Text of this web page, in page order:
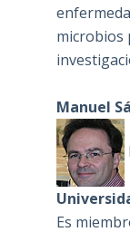
microbios
Manuel
Es